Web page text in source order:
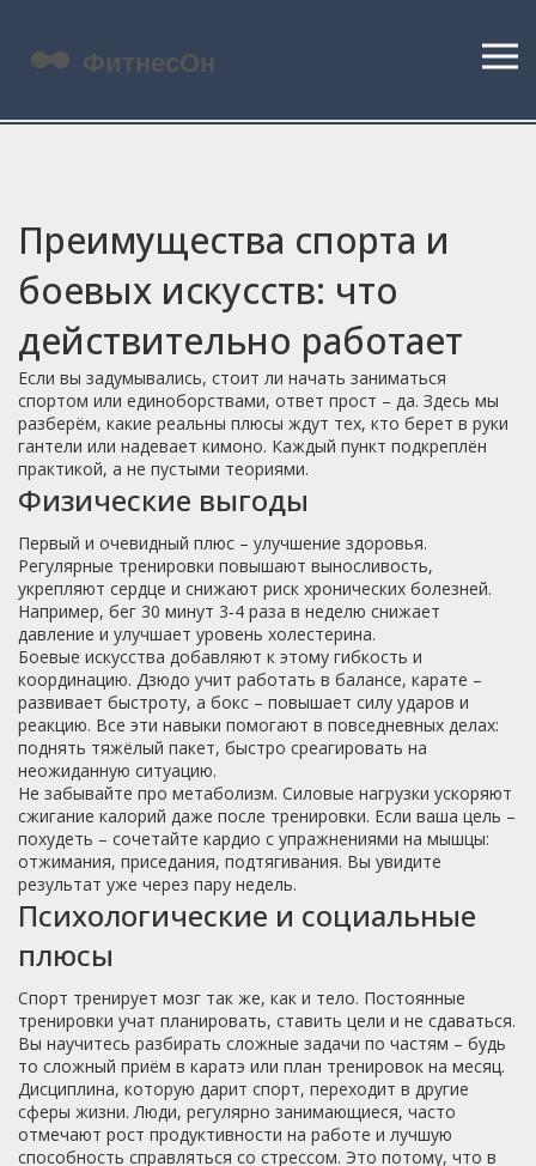
Преимущества спорта и
боевых искусств: что
действительно работает
Если вы задумывались, стоит ли начать заниматься
спортом или единоборствами, ответ прост – да. Здесь мы
разберём, какие реальны плюсы ждут тех, кто берет в руки
гантели или надевает кимоно. Каждый пункт подкреплён
практикой, а не пустыми теориями.
Физические выгоды
Первый и очевидный плюс – улучшение здоровья.
Регулярные тренировки повышают выносливость,
укрепляют сердце и снижают риск хронических болезней.
Например, бег 30 минут 3‑4 раза в неделю снижает
давление и улучшает уровень холестерина.
Боевые искусства добавляют к этому гибкость и
координацию. Дзюдо учит работать в балансе, карате –
развивает быстроту, а бокс – повышает силу ударов и
реакцию. Все эти навыки помогают в повседневных делах:
поднять тяжёлый пакет, быстро среагировать на
неожиданную ситуацию.
Не забывайте про метаболизм. Силовые нагрузки ускоряют
сжигание калорий даже после тренировки. Если ваша цель –
похудеть – сочетайте кардио с упражнениями на мышцы:
отжимания, приседания, подтягивания. Вы увидите
результат уже через пару недель.
Психологические и социальные
плюсы
Спорт тренирует мозг так же, как и тело. Постоянные
тренировки учат планировать, ставить цели и не сдаваться.
Вы научитесь разбирать сложные задачи по частям – будь
то сложный приём в каратэ или план тренировок на месяц.
Дисциплина, которую дарит спорт, переходит в другие
сферы жизни. Люди, регулярно занимающиеся, часто
отмечают рост продуктивности на работе и лучшую
способность справляться со стрессом. Это потому, что в